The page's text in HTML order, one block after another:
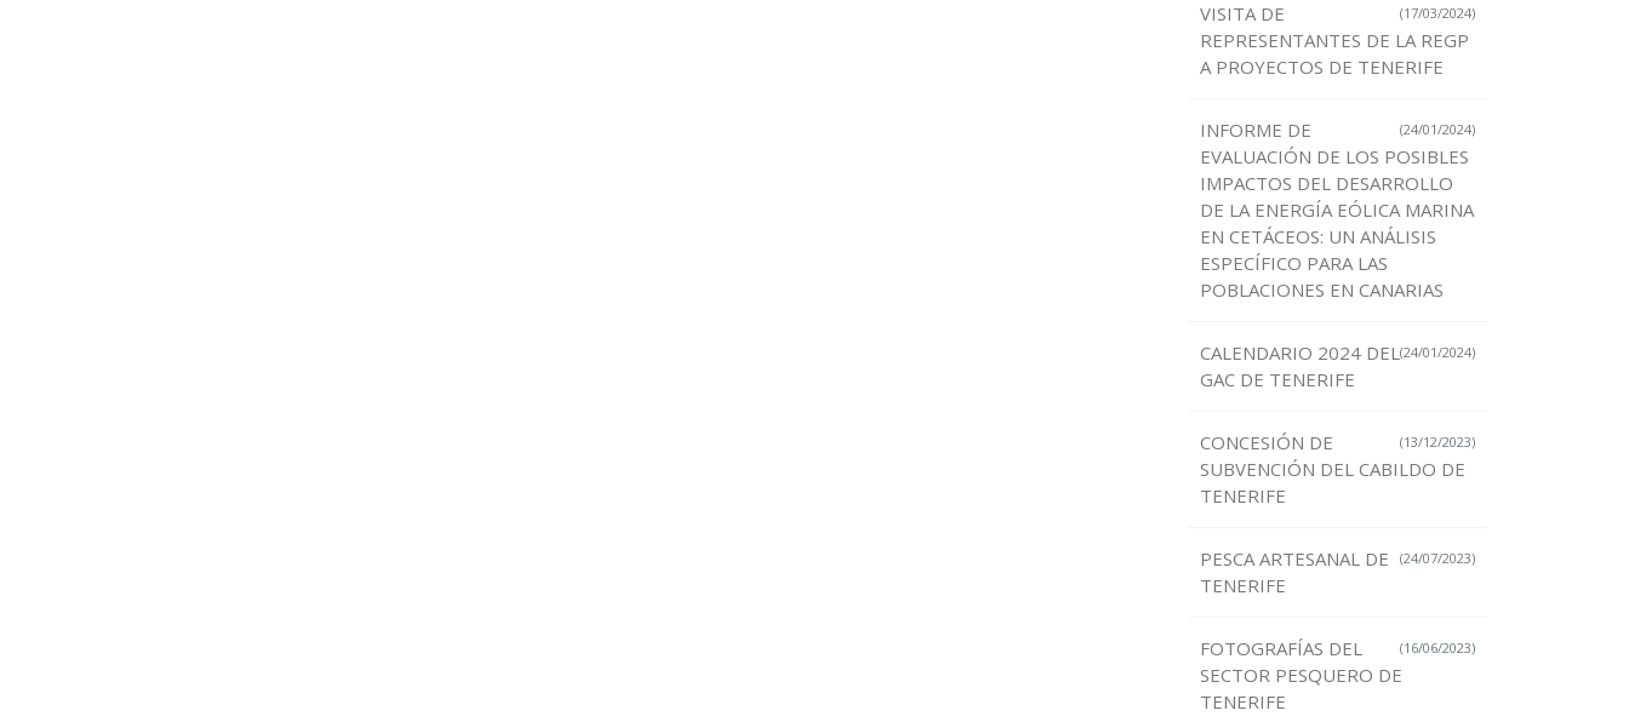
(17/03/2024)
VISITA DE
REPRESENTANTES DE LA REGP
A PROYECTOS DE TENERIFE
(24/01/2024)
INFORME DE
EVALUACIÓN DE LOS POSIBLES
IMPACTOS DEL DESARROLLO
DE LA ENERGÍA EÓLICA MARINA
EN CETÁCEOS: UN ANÁLISIS
ESPECÍFICO PARA LAS
POBLACIONES EN CANARIAS
(24/01/2024)
CALENDARIO 2024 DEL
GAC DE TENERIFE
(13/12/2023)
CONCESIÓN DE
SUBVENCIÓN DEL CABILDO DE
TENERIFE
(24/07/2023)
PESCA ARTESANAL DE
TENERIFE
(16/06/2023)
FOTOGRAFÍAS DEL
SECTOR PESQUERO DE
TENERIFE